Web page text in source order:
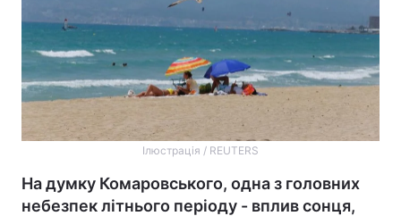
Ілюстрація / REUTERS
На думку Комаровського, одна з головних
небезпек літнього періоду - вплив сонця,